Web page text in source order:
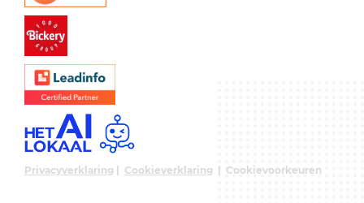
Privacyverklaring Cookieverklaring Cookievoorkeuren